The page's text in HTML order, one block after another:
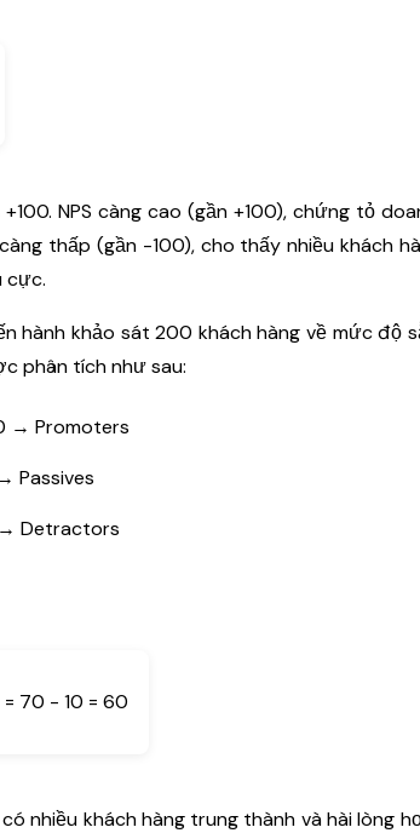
NPS càng cao (gần +100), chứng tỏ
thấp (gần -100), cho thấy nhiều khách
cực.
hành khảo sát 200 khách hàng về mức độ
phân tích như sau:
→ Promoters
Passives
Detractors
70 - 10 = 60
nhiều khách hàng trung thành và hài lòng